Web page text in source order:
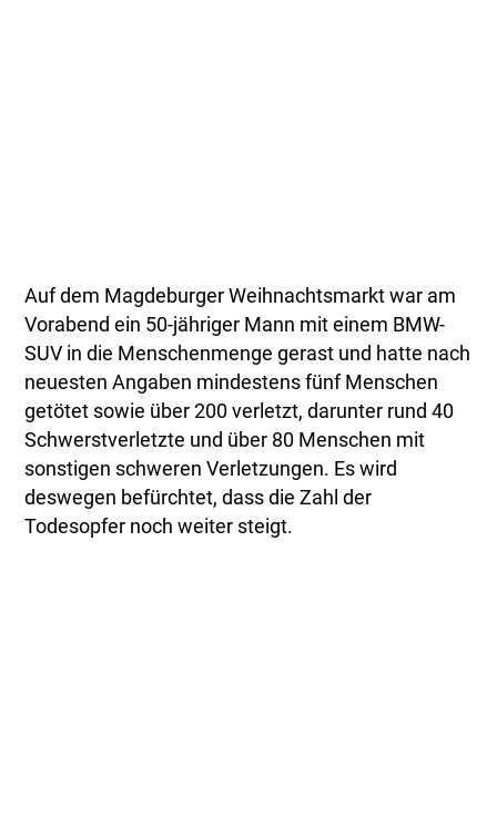
Auf dem Magdeburger Weihnachtsmarkt war am
Vorabend ein 50-jähriger Mann mit einem BMW-
SUV in die Menschenmenge gerast und hatte nach
neuesten Angaben mindestens fünf Menschen
getötet sowie über 200 verletzt, darunter rund 40
Schwerstverletzte und über 80 Menschen mit
sonstigen schweren Verletzungen. Es wird
deswegen befürchtet, dass die Zahl der
Todesopfer noch weiter steigt.